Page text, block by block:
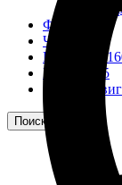
Фонари
ЧН 25/34
Шкода 6S-
Шкода-275
Поиск